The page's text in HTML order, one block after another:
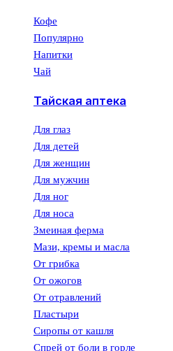
Кофе
Популярно
Напитки
Чай
Тайская аптека
Для глаз
Для детей
Для женщин
Для мужчин
Для ног
Для носа
Змеиная ферма
Мази, кремы и масла
От грибка
От ожогов
От отравлений
Пластыри
Сиропы от кашля
Спрей от боли в горле